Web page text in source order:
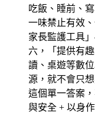
吃飯、睡前、
一味禁止有效
家長監護工具
六，「提供有
讀、桌遊等數
源，就不會只
這個單一答案
與安全 + 以身